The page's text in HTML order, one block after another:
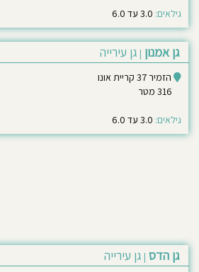
גילאים: 3.0 עד 6.0
גן אמנון | גן עירייה
הזמיר 37 קריית אונו
316 מטר
גילאים: 3.0 עד 6.0
גן הדס | גן עירייה